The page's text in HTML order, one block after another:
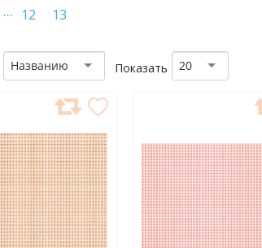
... 12 13
Названию Показать 20
ИЗБРАННОЕ